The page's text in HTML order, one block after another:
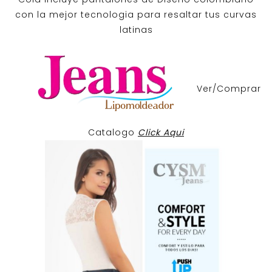
con la mejor tecnologia para resaltar tus curvas
latinas
Ver/Comprar
Catalogo Click Aqui